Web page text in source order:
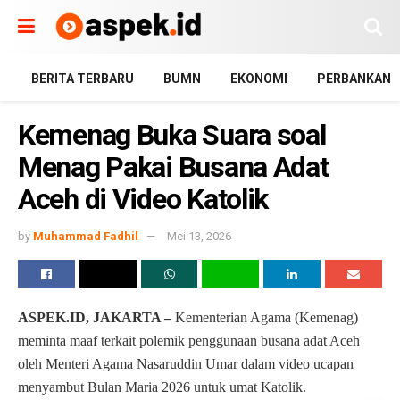
BERITA TERBARU BUMN EKONOMI PERBANKAN
Kemenag Buka Suara soal
Menag Pakai Busana Adat
Aceh di Video Katolik
by Muhammad Fadhil Mei 13, 2026
ASPEK.ID, JAKARTA – Kementerian Agama (Kemenag)
meminta maaf terkait polemik penggunaan busana adat Aceh
oleh Menteri Agama Nasaruddin Umar dalam video ucapan
menyambut Bulan Maria 2026 untuk umat Katolik.